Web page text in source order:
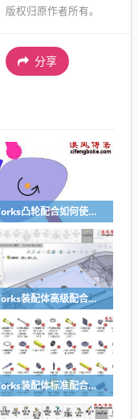
权归原作者所有。
分享
SolidWorks凸轮配合如何使用？
SolidWorks装配体高级配合之轮廓中心配合的妙用
SolidWorks装配体标准配合之重合、平行、垂直关系